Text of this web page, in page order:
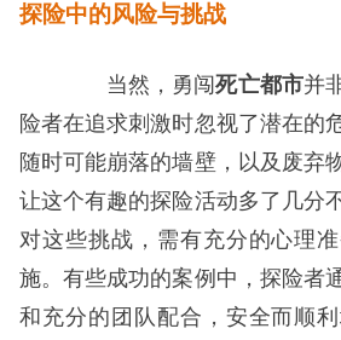
探险中的风险与挑战
当然，勇闯死亡都市并
险者在追求刺激时忽视了潜在的
随时可能崩落的墙壁，以及废弃
让这个有趣的探险活动多了几分
对这些挑战，需有充分的心理
施。有些成功的案例中，探险者
和充分的团队配合，安全而顺